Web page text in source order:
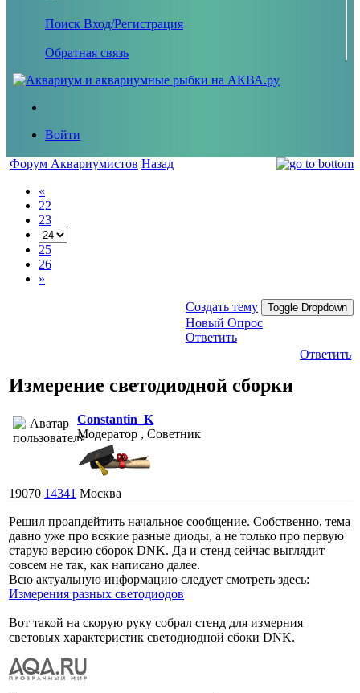
Поиск Вход/Регистрация
Обратная связь
Войти
Форум Аквариумистов Назад
«
22
23
25
26
»
Создать тему Toggle Dropdown
Новый Опрос
Ответить
Ответить
Измерение светодиодной сборки
Constantin_K
Модератор , Советник
19070 14341 Москва
Решил проапдейтить начальное сообщение. Собственно, тема
давно уже про всякие разные диоды, а не только про первую
старую версию сборок DNK. Да и стенд сейчас выглядит
совсем не так, как написано далее.
Всю актуальную информацию следует смотреть здесь:
Измерения разных светодиодов
Вот такой на скорую руку собрал стенд для измерния
световых характеристик светодиодной сбоки DNK.